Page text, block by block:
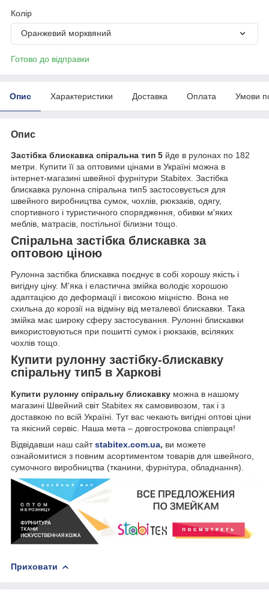
Колір
Оранжевий морквяний
Готово до відправки
Опис Характеристики Доставка Оплата Умови
Опис
Застібка блискавка спіральна тип 5 йде в рулонах по 182
метри. Купити її за оптовими цінами в Україні можна в
інтернет-магазині швейної фурнітури Stabitex. Застібка
блискавка рулонна спіральна тип5 застосовується для
швейного виробництва сумок, чохлів, рюкзаків, одягу,
спортивного і туристичного спорядження, обивки м'яких
меблів, матрасів, постільної білизни тощо.
Спіральна застібка блискавка за
оптовою ціною
Рулонна застібка блискавка поєднує в собі хорошу якість і
вигідну ціну. М'яка і еластична змійка володіє хорошою
адаптацією до деформації і високою міцністю. Вона не
схильна до корозії на відміну від металевої блискавки. Така
змійка має широку сферу застосування. Рулонні блискавки
використовуються при пошитті сумок і рюкзаків, всіляких
чохлів тощо.
Купити рулонну застібку-блискавку
спіральну тип5 в Харкові
Купити рулонну спіральну блискавку можна в нашому
магазині Швейний світ Stabitex як самовивозом, так і з
доставкою по всій Україні. Тут вас чекають вигідні оптові ціни
та якісний сервіс. Наша мета – довгострокова співпраця!
Відвідавши наш сайтstabitex.com.ua, ви можете
ознайомитися з повним асортиментом товарів для швейного,
сумочного виробництва (тканини, фурнітура, обладнання).
Приховати